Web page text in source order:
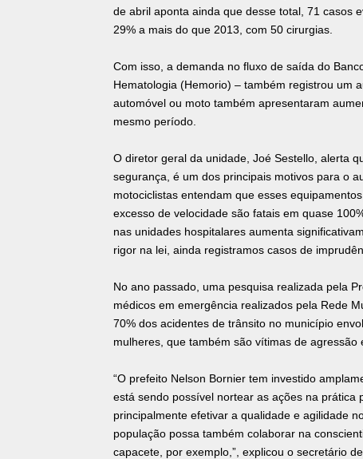
de abril aponta ainda que desse total, 71 casos
29% a mais do que 2013, com 50 cirurgias.
Com isso, a demanda no fluxo de saída do
Hematologia (Hemorio) – também registrou um
automóvel ou moto também apresentaram
mesmo período.
O diretor geral da unidade, Joé Sestello, alerta
segurança, é um dos principais motivos para o
motociclistas entendam que esses
excesso de velocidade são fatais em quase
nas unidades hospitalares aumenta
rigor na lei, ainda registramos casos de
No ano passado, uma pesquisa realizada pela
médicos em emergência realizados pela Rede
70% dos acidentes de trânsito no município
mulheres, que também são vítimas de agressão
“O prefeito Nelson Bornier tem investido
está sendo possível nortear as ações na
principalmente efetivar a qualidade e agilidade
população possa também colaborar na
capacete, por exemplo,”, explicou o secretário